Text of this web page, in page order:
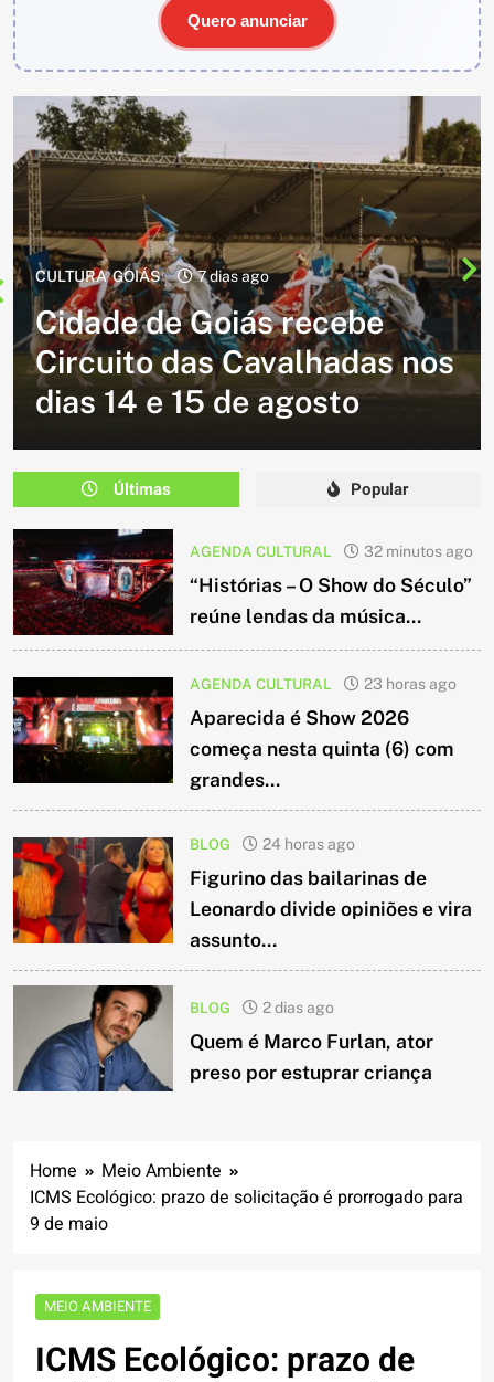
Quero anunciar
CULTURA 2 semanas ago
Cavalgada do Batom está de
volta e promete reunir
milhares de participantes
em Caldazinha
Últimas Popular
AGENDA CULTURAL 32 minutos ago
“Histórias – O Show do Século”
reúne lendas da música...
AGENDA CULTURAL 23 horas ago
Aparecida é Show 2026
começa nesta quinta (6) com
grandes...
BLOG 24 horas ago
Figurino das bailarinas de
Leonardo divide opiniões e vira
assunto...
BLOG 2 dias ago
Quem é Marco Furlan, ator
preso por estuprar criança
Home
Meio Ambiente
ICMS Ecológico: prazo de solicitação é prorrogado para
9 de maio
MEIO AMBIENTE
ICMS Ecológico: prazo de